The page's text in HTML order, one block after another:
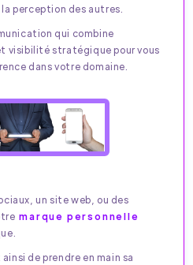
perception des autres.
qui combine
stratégique pour vous
dans votre domaine.
un site web, ou des
marque personnelle
de prendre en main sa